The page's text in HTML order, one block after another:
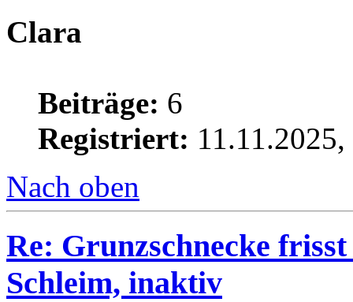
Clara
Beiträge: 6
Registriert:
Nach oben
Re: Grunzschnecke
Schleim, inaktiv